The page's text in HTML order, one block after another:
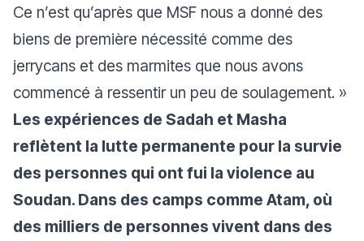
Ce n’est qu’après que MSF nous a donné des
biens de première nécessité comme des
jerrycans et des marmites que nous avons
commencé à ressentir un peu de soulagement. »
Les expériences de Sadah et Masha
reflètent la lutte permanente pour la survie
des personnes qui ont fui la violence au
Soudan. Dans des camps comme Atam, où
des milliers de personnes vivent dans des